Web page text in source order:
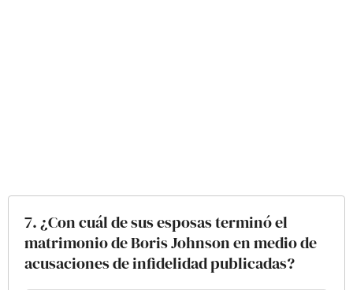
7. ¿Con cuál de sus esposas terminó el
matrimonio de Boris Johnson en medio de
acusaciones de infidelidad publicadas?